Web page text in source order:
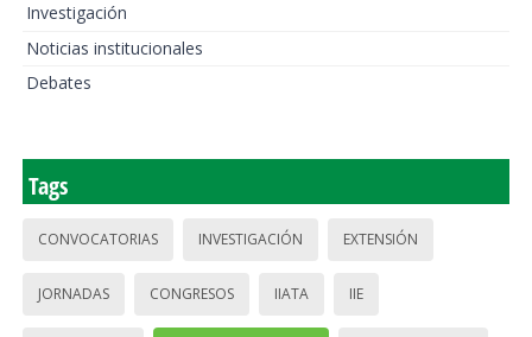
Investigación
Noticias institucionales
Debates
Tags
CONVOCATORIAS INVESTIGACIÓN EXTENSIÓN
JORNADAS CONGRESOS IIATA IIE